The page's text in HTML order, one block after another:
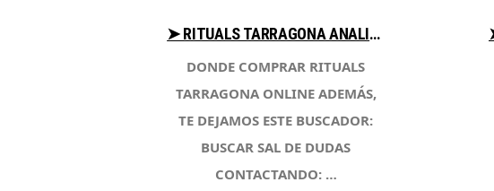
➤ RITUALS TARRAGONA ANALIZA PRECIO PARA COMPRAR CON LIBRERIAESOTERICA.NET
DONDE COMPRAR RITUALS
TARRAGONA ONLINE ADEMÁS,
TE DEJAMOS ESTE BUSCADOR:
BUSCAR SAL DE DUDAS
CONTACTANDO: …